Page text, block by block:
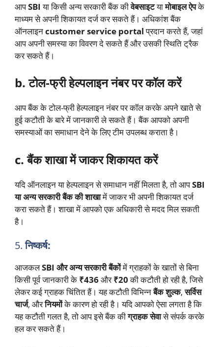
आपSBI या किसी अन्य सरकारी बैंक कीवेबसाइटयामोबाइल ऐपके
माध्यम से अपनी शिकायत दर्ज कर सकते हैं। अधिकांश बैंक
ऑनलाइनcustomer service portalप्रदान करते हैं, जहां
आप अपनी समस्या का विवरण दे सकते हैं और उसकी स्थिति ट्रैक
कर सकते हैं।
b. टोल-फ्री हेल्पलाइन नंबर पर कॉल करें
आप बैंक के टोल-फ्री हेल्पलाइन नंबर पर कॉल करके अपने खाते से
हुई कटौती के बारे में जानकारी ले सकते हैं। बैंक आपको अपनी
समस्याओं का समाधान देने के लिए टीम उपलब्ध कराता है।
c. बैंक शाखा में जाकर शिकायत करें
यदि ऑनलाइन या हेल्पलाइन से समाधान नहीं मिलता है, तो आपSBI
या अन्य सरकारी बैंक की शाखामें जाकर भी अपनी शिकायत दर्ज
करा सकते हैं। शाखा में आपको एक अधिकारी से मदद मिल सकती
है।
5.निष्कर्ष:
आजकलSBI और अन्य सरकारी बैंकोंमें ग्राहकों के खातों से बिना
किसी पूर्व जानकारी के ₹436और₹20की कटौती हो रही है, जिसे
लेकर कई ग्राहक चिंतित हैं। यह कटौती विभिन्नबैंक शुल्क,सर्विस
चार्ज, औरनियमोंके कारण हो रही है। यदि आपको ऐसा लगता है कि
यह कटौती गलत है, तो आप इसे बैंक कीग्राहक सेवासे संपर्क करके
हल कर सकते हैं।